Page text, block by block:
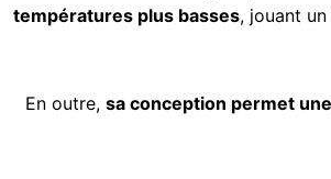
températures plus basses, jouant
En outre, sa conception permet